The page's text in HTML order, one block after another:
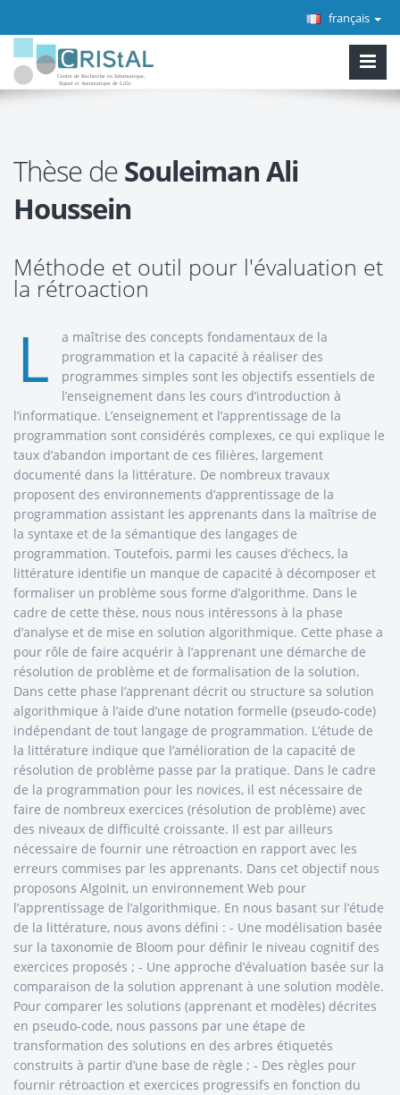
français
Thèse deSouleiman Ali
Houssein
Méthode et outil pour l'évaluation et
la rétroaction
L
a maîtrise des concepts fondamentaux de la
programmation et la capacité à réaliser des
programmes simples sont les objectifs essentiels de
l’enseignement dans les cours d’introduction à
l’informatique. L’enseignement et l’apprentissage de la
programmation sont considérés complexes, ce qui explique le
taux d’abandon important de ces filières, largement
documenté dans la littérature. De nombreux travaux
proposent des environnements d’apprentissage de la
programmation assistant les apprenants dans la maîtrise de
la syntaxe et de la sémantique des langages de
programmation. Toutefois, parmi les causes d’échecs, la
littérature identifie un manque de capacité à décomposer et
formaliser un problème sous forme d’algorithme. Dans le
cadre de cette thèse, nous nous intéressons à la phase
d’analyse et de mise en solution algorithmique. Cette phase a
pour rôle de faire acquérir à l’apprenant une démarche de
résolution de problème et de formalisation de la solution.
Dans cette phase l’apprenant décrit ou structure sa solution
algorithmique à l’aide d’une notation formelle (pseudo-code)
indépendant de tout langage de programmation. L’étude de
la littérature indique que l’amélioration de la capacité de
résolution de problème passe par la pratique. Dans le cadre
de la programmation pour les novices, il est nécessaire de
faire de nombreux exercices (résolution de problème) avec
des niveaux de difficulté croissante. Il est par ailleurs
nécessaire de fournir une rétroaction en rapport avec les
erreurs commises par les apprenants. Dans cet objectif nous
proposons AlgoInit, un environnement Web pour
l’apprentissage de l’algorithmique. En nous basant sur l’étude
de la littérature, nous avons défini : - Une modélisation basée
sur la taxonomie de Bloom pour définir le niveau cognitif des
exercices proposés ; - Une approche d’évaluation basée sur la
comparaison de la solution apprenant à une solution modèle.
Pour comparer les solutions (apprenant et modèles) décrites
en pseudo-code, nous passons par une étape de
transformation des solutions en des arbres étiquetés
construits à partir d’une base de règle ; - Des règles pour
fournir rétroaction et exercices progressifs en fonction du